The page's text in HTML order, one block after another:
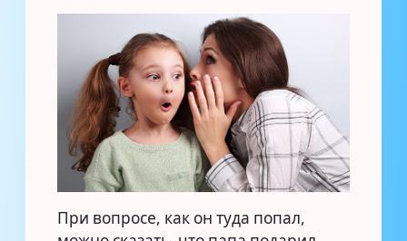
При вопросе, как он туда попал,